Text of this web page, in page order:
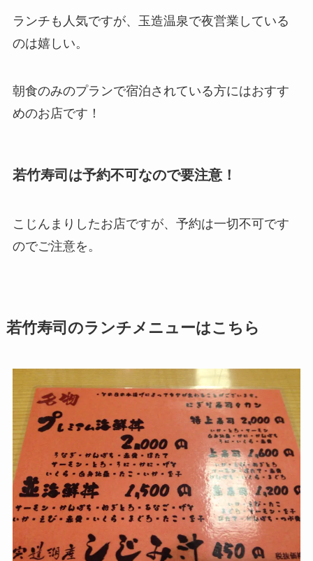
ランチも人気ですが、玉造温泉で夜営業している
のは嬉しい。
朝食のみのプランで宿泊されている方にはおすす
めのお店です！
若竹寿司は予約不可なので要注意！
こじんまりしたお店ですが、予約は一切不可です
のでご注意を。
若竹寿司のランチメニューはこちら